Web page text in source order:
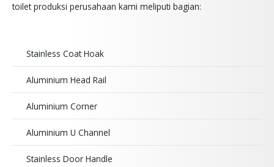
toilet produksi perusahaan kami meliputi bagian:
Stainless Coat Hoak
Aluminium Head Rail
Aluminium Corner
Aluminium U Channel
Stainless Door Handle